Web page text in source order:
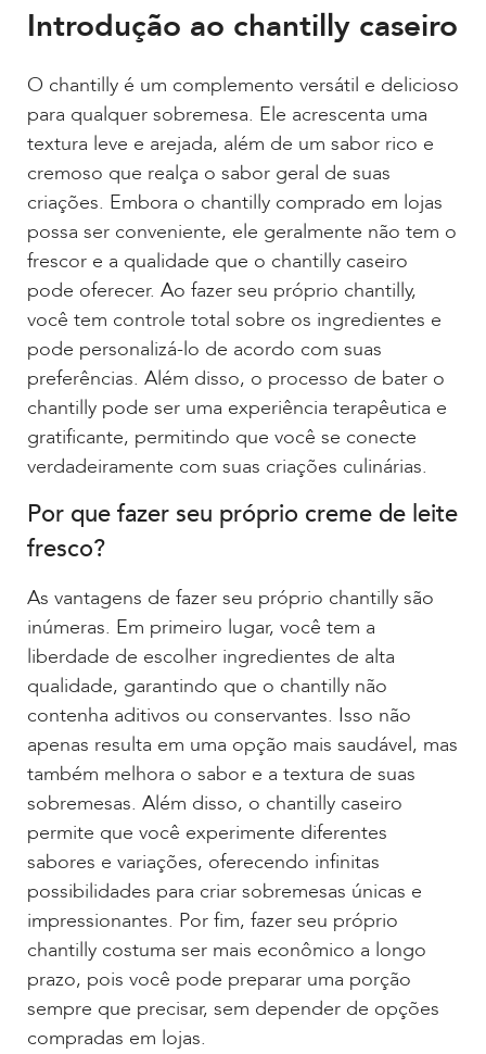
Introdução ao chantilly caseiro
O chantilly é um complemento versátil e delicioso
para qualquer sobremesa. Ele acrescenta uma
textura leve e arejada, além de um sabor rico e
cremoso que realça o sabor geral de suas
criações. Embora o chantilly comprado em lojas
possa ser conveniente, ele geralmente não tem o
frescor e a qualidade que o chantilly caseiro
pode oferecer. Ao fazer seu próprio chantilly,
você tem controle total sobre os ingredientes e
pode personalizá-lo de acordo com suas
preferências. Além disso, o processo de bater o
chantilly pode ser uma experiência terapêutica e
gratificante, permitindo que você se conecte
verdadeiramente com suas criações culinárias.
Por que fazer seu próprio creme de leite
fresco?
As vantagens de fazer seu próprio chantilly são
inúmeras. Em primeiro lugar, você tem a
liberdade de escolher ingredientes de alta
qualidade, garantindo que o chantilly não
contenha aditivos ou conservantes. Isso não
apenas resulta em uma opção mais saudável, mas
também melhora o sabor e a textura de suas
sobremesas. Além disso, o chantilly caseiro
permite que você experimente diferentes
sabores e variações, oferecendo infinitas
possibilidades para criar sobremesas únicas e
impressionantes. Por fim, fazer seu próprio
chantilly costuma ser mais econômico a longo
prazo, pois você pode preparar uma porção
sempre que precisar, sem depender de opções
compradas em lojas.